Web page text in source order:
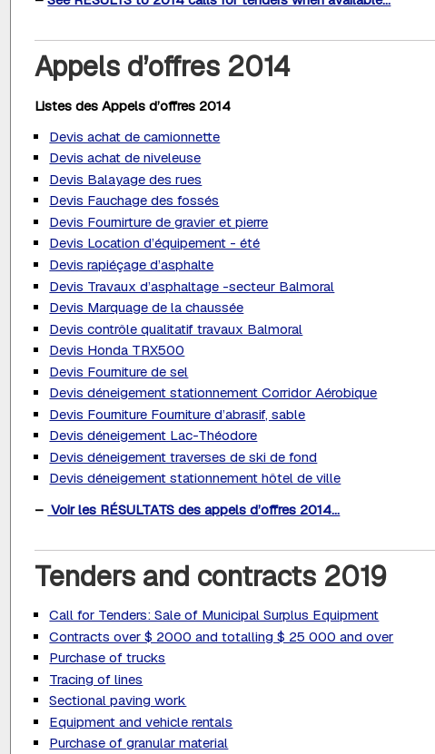
Appels d’offres 2014
Listes desAppels d’offres 2014
Devis achat de camionnette
Devis achat de niveleuse
Devis Balayage des rues
Devis Fauchage des fossés
Devis Fournirture de gravier et pierre
Devis Location d’équipement - été
Devis rapiéçage d’asphalte
Devis Travaux d’asphaltage -secteur Balmoral
Devis Marquage de la chaussée
Devis contrôle qualitatif travaux Balmoral
Devis Honda TRX500
Devis Fourniture de sel
Devis déneigement stationnement Corridor Aérobique
Devis Fourniture Fourniture d’abrasif, sable
Devis déneigement Lac-Théodore
Devis déneigement traverses de ski de fond
Devis déneigement stationnement hôtel de ville
– Voir les RÉSULTATS des appels d’offres 2014...
Tenders and contracts 2019
Call for Tenders: Sale of Municipal Surplus Equipment
Contracts over $ 2000 and totalling $ 25 000 and over
Purchase of trucks
Tracing of lines
Sectional paving work
Equipment and vehicle rentals
Purchase of granular material